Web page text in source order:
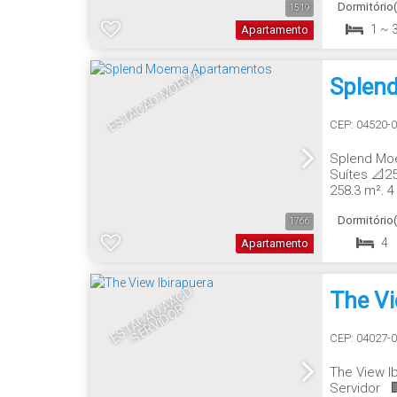
1519
Apartamento 1 ~ 3
ESTAÇÃO MOEMA
1766
Apartamento
CEP: 04520-
4
Splend
Suítes
258,3 m²,
E
S
T
A
Ç
Ã
O
A
A
C
D
S
E
R
VI
D
O
R
The
CEP: 04027-
The View
Servidor